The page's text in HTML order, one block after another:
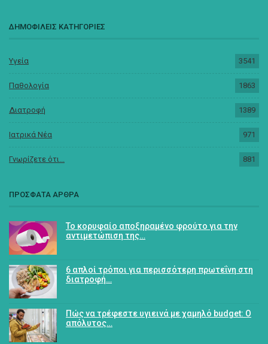
ΔΗΜΟΦΙΛΕΙΣ ΚΑΤΗΓΟΡΙΕΣ
Υγεία 3541
Παθολογία 1863
Διατροφή 1389
Ιατρικά Νέα 971
Γνωρίζετε ότι... 881
ΠΡΟΣΦΑΤΑ ΑΡΘΡΑ
Το κορυφαίο αποξηραμένο φρούτο για την
αντιμετώπιση της…
6 απλοί τρόποι για περισσότερη πρωτεΐνη στη
διατροφή…
Πώς να τρέφεστε υγιεινά με χαμηλό budget: Ο
απόλυτος…